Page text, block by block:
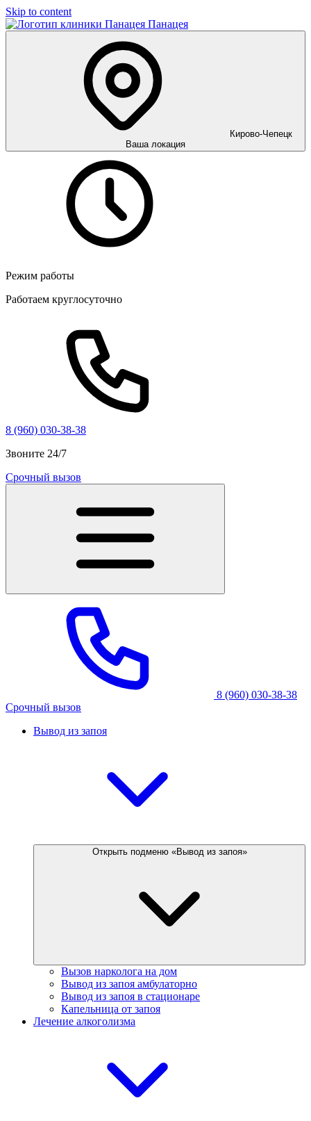
Skip to content
Панацея
Кирово-Чепецк
Ваша локация
Режим работы
Работаем круглосуточно
8 (960) 030-38-38
Звоните 24/7
Срочный вызов
8 (960) 030-38-38
Срочный вызов
Вывод из запоя
Открыть подменю «Вывод из запоя»
Вызов нарколога на дом
Вывод из запоя амбулаторно
Вывод из запоя в стационаре
Капельница от запоя
Лечение алкоголизма